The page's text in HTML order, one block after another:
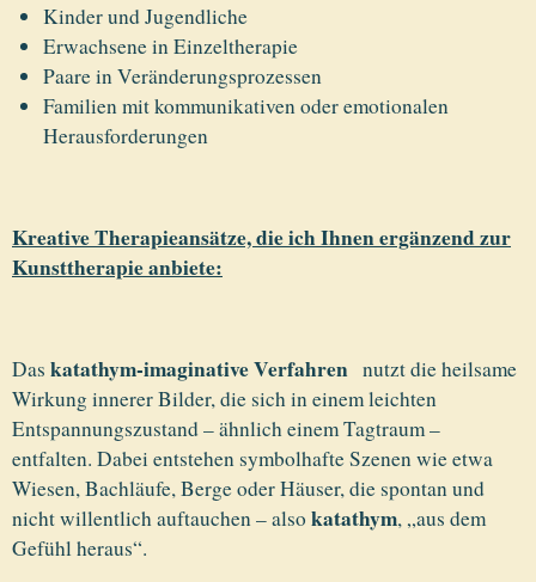
Kinder und Jugendliche
Erwachsene in Einzeltherapie
Paare in Veränderungsprozessen
Familien mit kommunikativen oder emotionalen
Herausforderungen
Kreative Therapieansätze, die ich Ihnen ergänzend zur
Kunsttherapie anbiete:
Das katathym-imaginative Verfahren nutzt die heilsame
Wirkung innerer Bilder, die sich in einem leichten
Entspannungszustand – ähnlich einem Tagtraum –
entfalten. Dabei entstehen symbolhafte Szenen wie etwa
Wiesen, Bachläufe, Berge oder Häuser, die spontan und
nicht willentlich auftauchen – also katathym, „aus dem
Gefühl heraus“.